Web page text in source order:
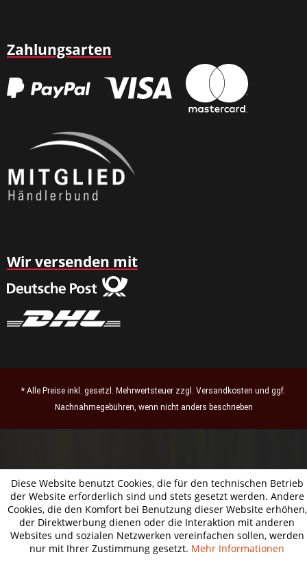
Zahlungsarten
Wir versenden mit
* Alle Preise inkl. gesetzl. Mehrwertsteuer zzgl. Versandkosten und ggf.
Nachnahmegebühren, wenn nicht anders beschrieben
Diese Website benutzt Cookies, die für den technischen Betrieb
der Website erforderlich sind und stets gesetzt werden. Andere
Cookies, die den Komfort bei Benutzung dieser Website erhöhen,
der Direktwerbung dienen oder die Interaktion mit anderen
Websites und sozialen Netzwerken vereinfachen sollen, werden
nur mit Ihrer Zustimmung gesetzt. Mehr Informationen